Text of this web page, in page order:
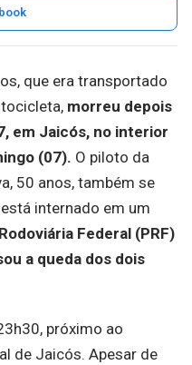
que era transportado
morreu depois
em Jaicós, no interior
(07). O piloto da
50 anos, também se
internado em um
Federal (PRF)
a queda dos dois
próximo ao
de Jaicós. Apesar de